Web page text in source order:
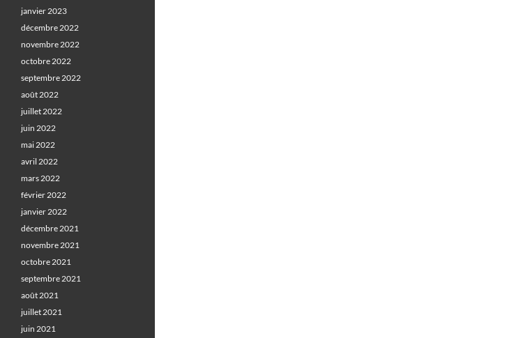
janvier 2023
décembre 2022
novembre 2022
octobre 2022
septembre 2022
août 2022
juillet 2022
juin 2022
mai 2022
avril 2022
mars 2022
février 2022
janvier 2022
décembre 2021
novembre 2021
octobre 2021
septembre 2021
août 2021
juillet 2021
juin 2021